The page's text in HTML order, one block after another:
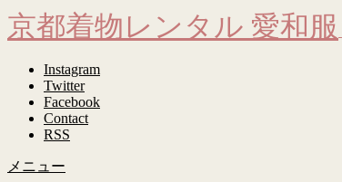
京都着物レンタル 愛和服
Instagram
Twitter
Facebook
Contact
RSS
メニュー